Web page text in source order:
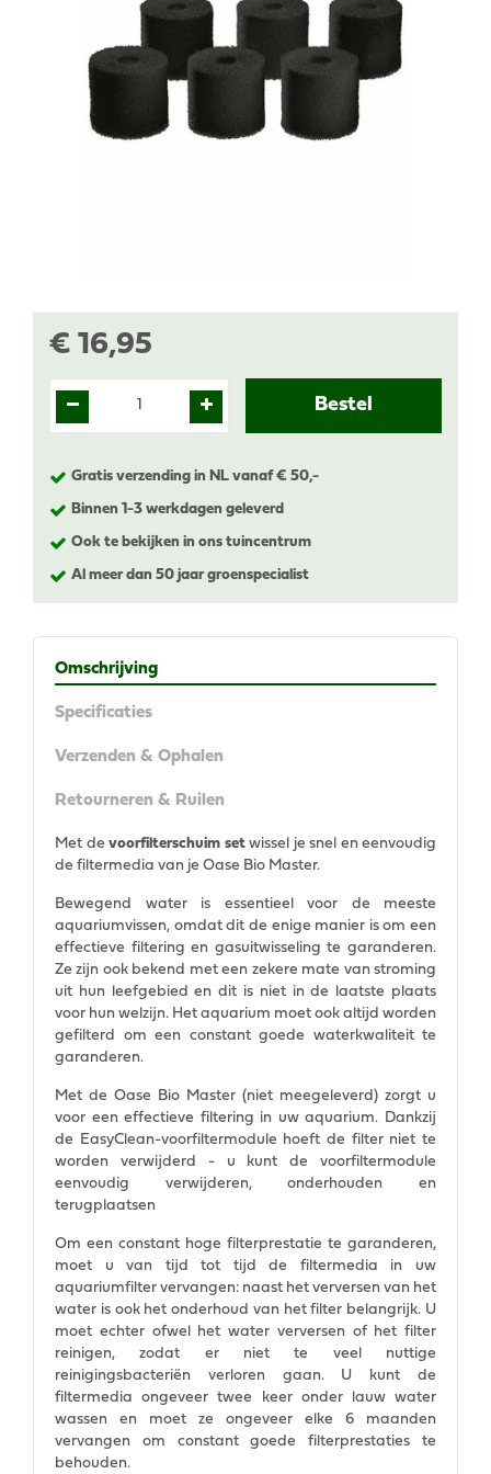
€ 16,95
Gratis verzending in NL vanaf € 50,-
Binnen 1-3 werkdagen geleverd
Ook te bekijken in ons tuincentrum
Al meer dan 50 jaar groenspecialist
Omschrijving
Specificaties
Verzenden & Ophalen
Retourneren & Ruilen
Met de voorfilterschuim setwissel je snel en eenvoudig
de filtermedia van je Oase Bio Master.
Bewegend water is essentieel voor de meeste
aquariumvissen, omdat dit de enige manier is om een
effectieve filtering en gasuitwisseling te garanderen.
Ze zijn ook bekend met een zekere mate van stroming
uit hun leefgebied en dit is niet in de laatste plaats
voor hun welzijn. Het aquarium moet ook altijd worden
gefilterd om een constant goede waterkwaliteit te
garanderen.
Met de Oase Bio Master (niet meegeleverd) zorgt u
voor een effectieve filtering in uw aquarium. Dankzij
de EasyClean-voorfiltermodule hoeft de filter niet te
worden verwijderd - u kunt de voorfiltermodule
eenvoudig verwijderen, onderhouden en
terugplaatsen
Om een constant hoge filterprestatie te garanderen,
moet u van tijd tot tijd de filtermedia in uw
aquariumfilter vervangen: naast het verversen van het
water is ook het onderhoud van het filter belangrijk. U
moet echter ofwel het water verversen of het filter
reinigen, zodat er niet te veel nuttige
reinigingsbacteriën verloren gaan. U kunt de
filtermedia ongeveer twee keer onder lauw water
wassen en moet ze ongeveer elke 6 maanden
vervangen om constant goede filterprestaties te
behouden.